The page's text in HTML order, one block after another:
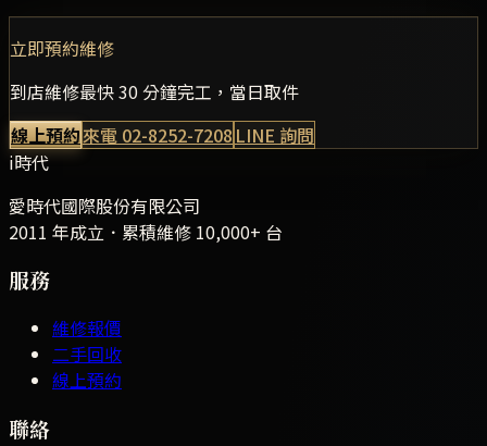
立即預約維修
到店維修最快 30 分鐘完工，當日取件
線上預約來電 02-8252-7208 LINE 詢問
i時代
愛時代國際股份有限公司
2011 年成立．累積維修 10,000+ 台
服務
維修報價
二手回收
線上預約
聯絡